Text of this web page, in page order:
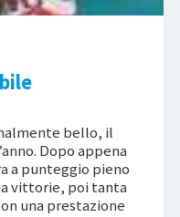
bello, il
Dopo appena
a punteggio pieno
vittorie, poi tanta
una prestazione